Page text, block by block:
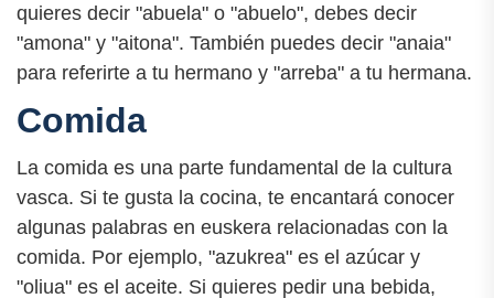
quieres decir "abuela" o "abuelo", debes decir
"amona" y "aitona". También puedes decir "anaia"
para referirte a tu hermano y "arreba" a tu hermana.
Comida
La comida es una parte fundamental de la cultura
vasca. Si te gusta la cocina, te encantará conocer
algunas palabras en euskera relacionadas con la
comida. Por ejemplo, "azukrea" es el azúcar y
"oliua" es el aceite. Si quieres pedir una bebida,